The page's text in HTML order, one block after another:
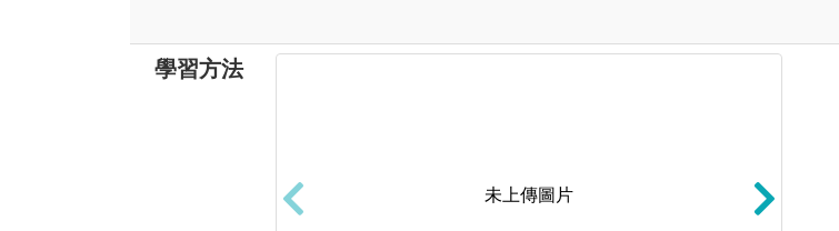
學習方法
未上傳圖片